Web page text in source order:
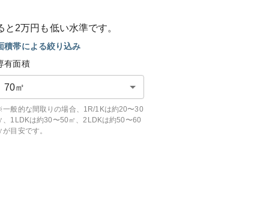
と 2万円も低い水準です。
積帯による絞り込み
有面積
70㎡
般的な間取りの場合、1R/1Kは約20〜30
、1LDKは約30〜50㎡、2LDKは約50〜60
が目安です。